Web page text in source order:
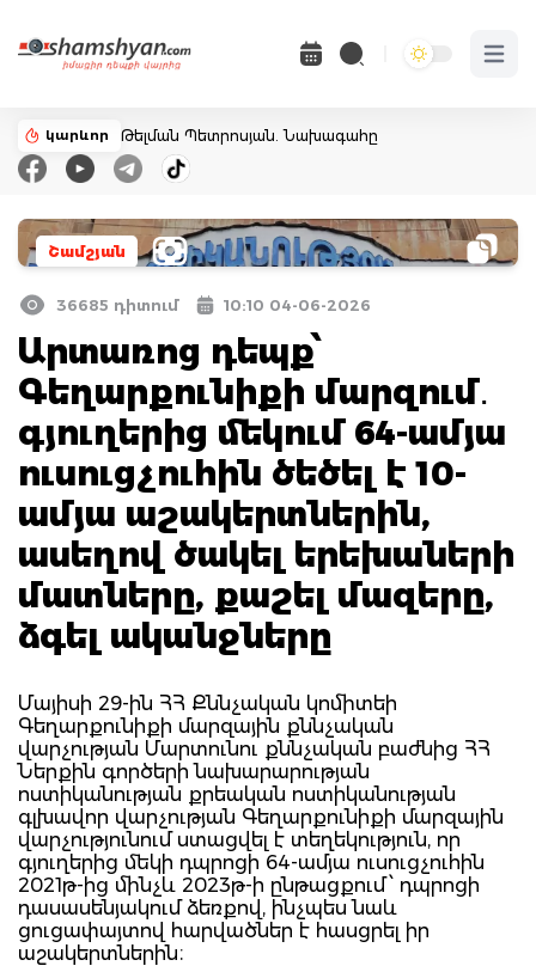
Open
կարևոր Թելման Պետրոսյան. Նախագահը
Շամշյան
36685 դիտում 10:10 04-06-2026
Արտառոց դեպք՝
Գեղարքունիքի մարզում․
գյուղերից մեկում 64-ամյա
ուսուցչուհին ծեծել է 10-
ամյա աշակերտներին,
ասեղով ծակել երեխաների
մատները, քաշել մազերը,
ձգել ականջները
Մայիսի 29-ին ՀՀ Քննչական կոմիտեի
Գեղարքունիքի մարզային քննչական
վարչության Մարտունու քննչական բաժնից ՀՀ
Ներքին գործերի նախարարության
ոստիկանության քրեական ոստիկանության
գլխավոր վարչության Գեղարքունիքի մարզային
վարչությունում ստացվել է տեղեկություն, որ
գյուղերից մեկի դպրոցի 64-ամյա ուսուցչուհին
2021թ-ից մինչև 2023թ-ի ընթացքում ՝ դպրոցի
դասասենյակում ձեռքով, ինչպես նաև
ցուցափայտով հարվածներ է հասցրել իր
աշակերտներին։